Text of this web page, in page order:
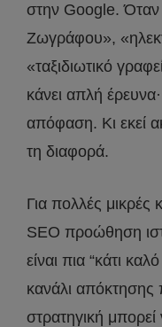
στην Google. Όταν
Ζωγράφου»,
«ταξιδιωτικό
κάνει απλή
απόφαση. Κι εκεί
τη διαφορά.
Για πολλές μικρές
SEO προώθηση
είναι πια “κάτι
κανάλι
στρατηγική